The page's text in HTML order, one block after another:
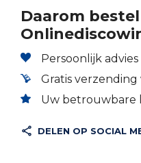
Daarom
Persoonlijk advies
Gratis verzending
Uw betrouwbare
DELEN OP SOCIAL